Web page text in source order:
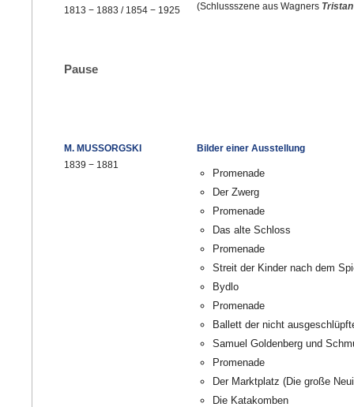
1813 − 1883 / 1854 − 1925
(Schlussszene aus Wagners
Pause
M. MUSSORGSKI
1839 − 1881
Bilder einer Ausstellung
Promenade
Der Zwerg
Promenade
Das alte Schloss
Promenade
Streit der Kinder nach dem
Bydlo
Promenade
Ballett der nicht
Samuel Goldenberg und
Promenade
Der Marktplatz (Die große
Die Katakomben